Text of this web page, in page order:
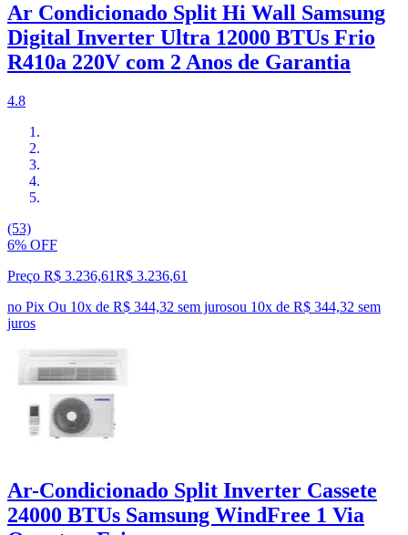
Ar Condicionado Split Hi Wall Samsung
Digital Inverter Ultra 12000 BTUs Frio
R410a 220V com 2 Anos de Garantia
4.8
(53)
6% OFF
Preço R$ 3.236,61R$ 3.236,61
no Pix Ou 10x de R$ 344,32 sem jurosou 10x de R$ 344,32 sem
juros
Ar-Condicionado Split Inverter Cassete
24000 BTUs Samsung WindFree 1 Via